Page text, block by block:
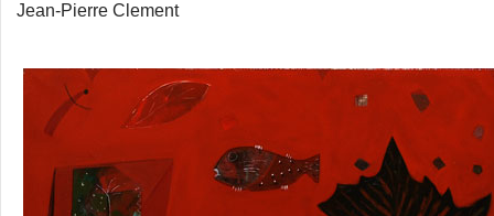
Jean-Pierre Clement